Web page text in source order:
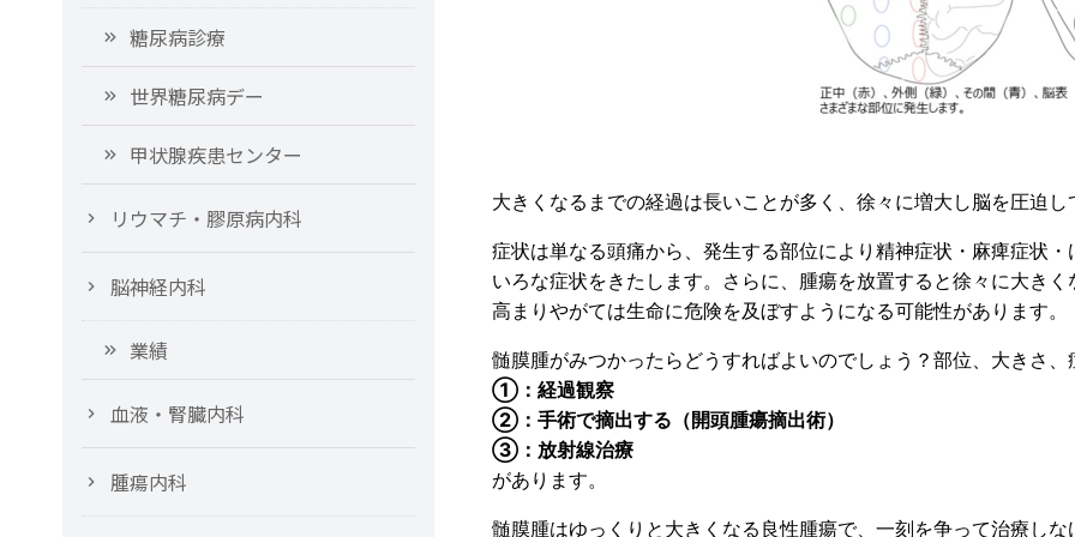
大きくなるまでの経過は長いことが多く、徐々に増大し脳を圧迫し
症状は単なる頭痛から、発生する部位により精神症状・麻痺症状
いろな症状をきたします。さらに、腫瘍を放置すると徐々に大き
高まりやがては生命に危険を及ぼすようになる可能性があります。
髄膜腫がみつかったらどうすればよいのでしょう？部位、大きさ
①： 経過観察
②：手術で摘出する（開頭腫瘍摘出術）
③：放射線治療
があります。
髄膜腫はゆっくりと大きくなる良性腫瘍で、一刻を争って治療し
糖尿病診療
世界糖尿病デー
甲状腺疾患センター
リウマチ・膠原病内科
脳神経内科
業績
血液・腎臓内科
腫瘍内科